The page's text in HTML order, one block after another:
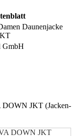
Daunenjacke
GmbH
DOWN JKT (Jacken-